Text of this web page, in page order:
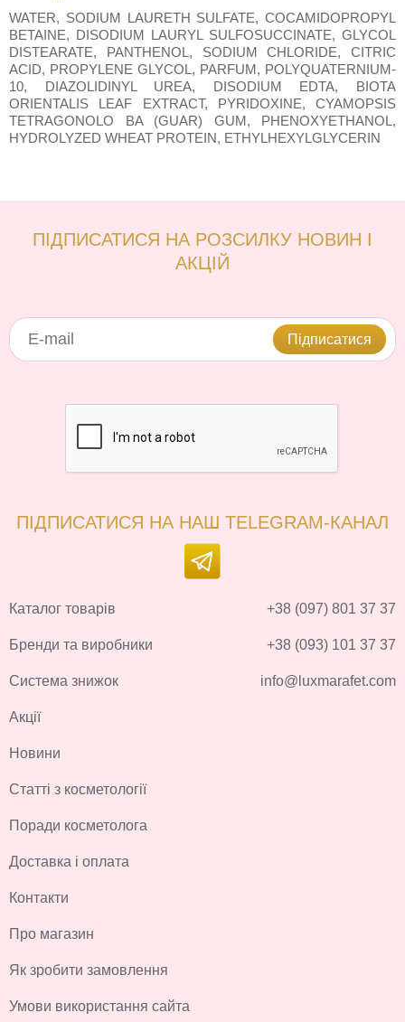
WATER, SODIUM LAURETH SULFATE, COCAMIDOPROPYL
BETAINE, DISODIUM LAURYL SULFOSUCCINATE, GLYCOL
DISTEARATE, PANTHENOL, SODIUM CHLORIDE, CITRIC
ACID, PROPYLENE GLYCOL, PARFUM, POLYQUATERNIUM-
10, DIAZOLIDINYL UREA, DISODIUM EDTA, BIOTA
ORIENTALIS LEAF EXTRACT, PYRIDOXINE, CYAMOPSIS
TETRAGONOLO BA (GUAR) GUM, PHENOXYETHANOL,
HYDROLYZED WHEAT PROTEIN, ETHYLHEXYLGLYCERIN
ПІДПИСАТИСЯ НА РОЗСИЛКУ НОВИН І
АКЦІЙ
Підписатися
ПІДПИСАТИСЯ НА НАШ TELEGRAM-КАНАЛ
Каталог товарів
Бренди та виробники
Система знижок
Акції
Новини
Статті з косметології
Поради косметолога
Доставка і оплата
Контакти
Про магазин
Як зробити замовлення
Умови використання сайта
+38 (097) 801 37 37
+38 (093) 101 37 37
info@luxmarafet.com